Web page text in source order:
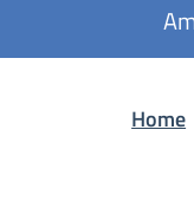
Home